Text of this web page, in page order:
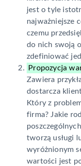
jest o tyle
najważniejsze
czemu
do nich swoją
zdefiniować
Propozycja
Zawiera
dostarcza
Który z
firma? Jakie
tworzą usługi
wyróżnionym
wartości jest